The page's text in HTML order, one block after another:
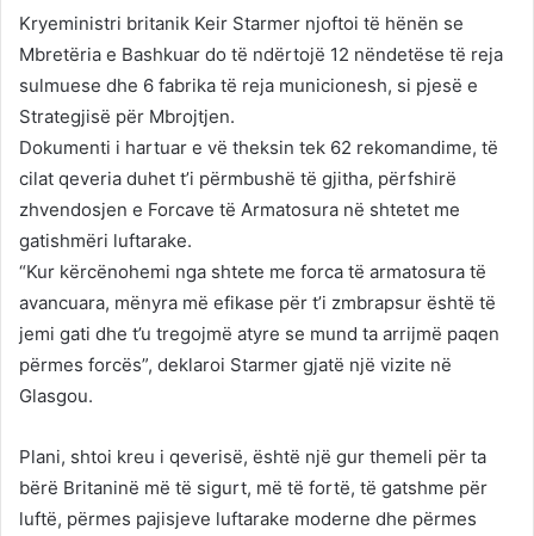
Kryeministri britanik Keir Starmer njoftoi të hënën se
Mbretëria e Bashkuar do të ndërtojë 12 nëndetëse të reja
sulmuese dhe 6 fabrika të reja municionesh, si pjesë e
Strategjisë për Mbrojtjen.
Dokumenti i hartuar e vë theksin tek 62 rekomandime, të
cilat qeveria duhet t’i përmbushë të gjitha, përfshirë
zhvendosjen e Forcave të Armatosura në shtetet me
gatishmëri luftarake.
“Kur kërcënohemi nga shtete me forca të armatosura të
avancuara, mënyra më efikase për t’i zmbrapsur është të
jemi gati dhe t’u tregojmë atyre se mund ta arrijmë paqen
përmes forcës”, deklaroi Starmer gjatë një vizite në
Glasgou.
Plani, shtoi kreu i qeverisë, është një gur themeli për ta
bërë Britaninë më të sigurt, më të fortë, të gatshme për
luftë, përmes pajisjeve luftarake moderne dhe përmes